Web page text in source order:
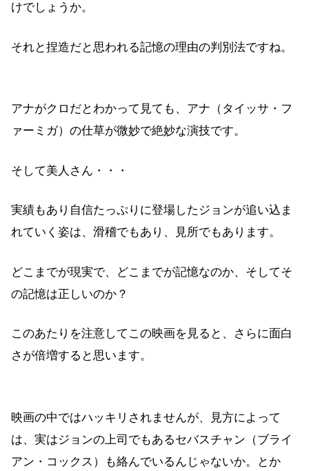
けでしょうか。
それと捏造だと思われる記憶の理由の判別法ですね。
アナがクロだとわかって見ても、アナ（タイッサ・フ
ァーミガ）の仕草が微妙で絶妙な演技です。
そして美人さん・・・
実績もあり自信たっぷりに登場したジョンが追い込ま
れていく姿は、滑稽でもあり、見所でもあります。
どこまでが現実で、どこまでが記憶なのか、そしてそ
の記憶は正しいのか？
このあたりを注意してこの映画を見ると、さらに面白
さが倍増すると思います。
映画の中ではハッキリされませんが、見方によって
は、実はジョンの上司でもあるセバスチャン（ブライ
アン・コックス）も絡んでいるんじゃないか。とか